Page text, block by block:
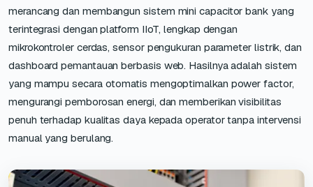
merancang dan membangun sistem mini capacitor bank yang
terintegrasi dengan platform IIoT, lengkap dengan
mikrokontroler cerdas, sensor pengukuran parameter listrik, dan
dashboard pemantauan berbasis web. Hasilnya adalah sistem
yang mampu secara otomatis mengoptimalkan power factor,
mengurangi pemborosan energi, dan memberikan visibilitas
penuh terhadap kualitas daya kepada operator tanpa intervensi
manual yang berulang.